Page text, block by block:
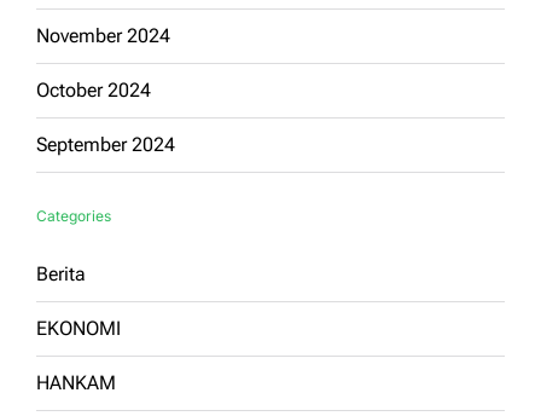
November 2024
October 2024
September 2024
Categories
Berita
EKONOMI
HANKAM